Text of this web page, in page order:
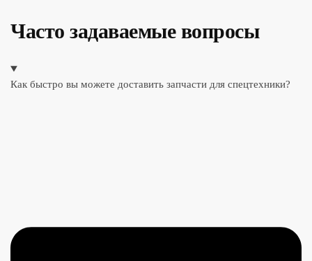
Часто задаваемые вопросы
Как быстро вы можете доставить запчасти для спецтехники?